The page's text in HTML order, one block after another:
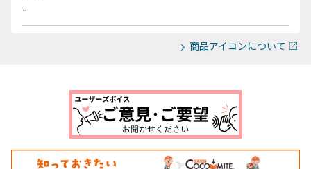
-
商品アイコンについて